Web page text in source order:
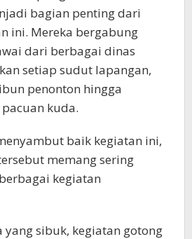
bagian penting dari
ini. Mereka bergabung
dari berbagai dinas
setiap sudut lapangan,
penonton hingga
kuda.
baik kegiatan ini,
memang sering
kegiatan
yang sibuk, kegiatan gotong